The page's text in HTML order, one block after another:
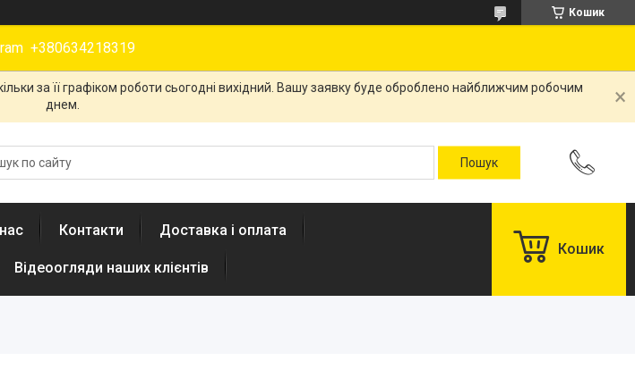
Кошик
+380634218319
за її графіком роботи сьогодні вихідний. Вашу заявку буде оброблено найближчим робочим
днем.
Контакти Доставка і оплата
Відеоогляди наших клієнтів
Кошик